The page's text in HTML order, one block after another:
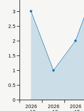
2026
2026
2026
0
0.5
1
1.5
2
2.5
3